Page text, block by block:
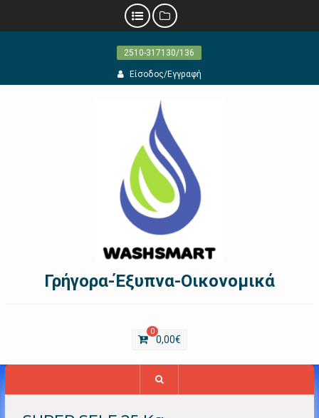
2510-317130/136
Είσοδος/Εγγραφή
Γρήγορα-Έξυπνα-Οικονομικά
0
0,00€